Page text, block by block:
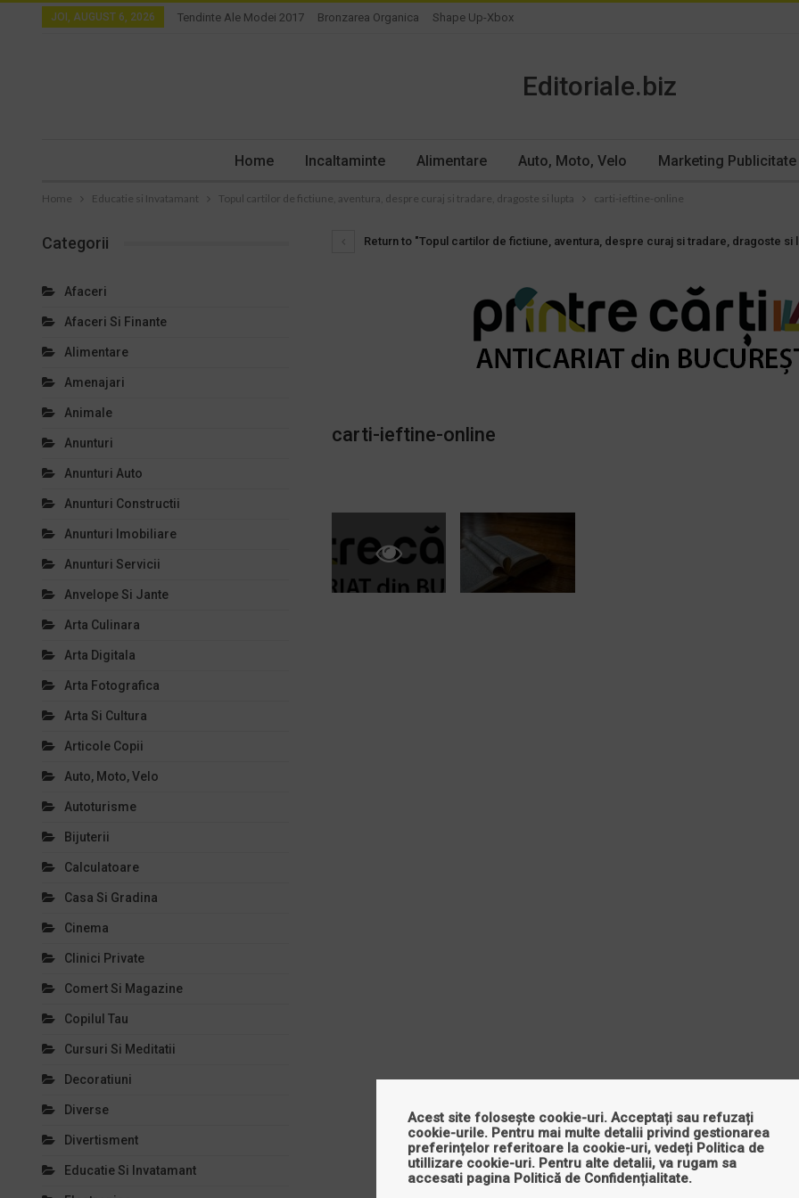
JOI, AUGUST 6, 2026 Tendinte Ale Modei 2017 Bronzarea Organica Shape Up-Xbox
Editoriale.biz
Home Incaltaminte Alimentare Auto, Moto, Velo Marketing Publicitate
Home Educatie si Invatamant Topul cartilor de fictiune, aventura, despre curaj si tradare, dragoste si lupta carti-ieftine-online
Return to "Topul cartilor de fictiune, aventura, despre curaj si tradare, dragoste si
carti-ieftine-online
Categorii
Afaceri
Afaceri Si Finante
Alimentare
Amenajari
Animale
Anunturi
Anunturi Auto
Anunturi Constructii
Anunturi Imobiliare
Anunturi Servicii
Anvelope Si Jante
Arta Culinara
Arta Digitala
Arta Fotografica
Arta Si Cultura
Articole Copii
Auto, Moto, Velo
Autoturisme
Bijuterii
Calculatoare
Casa Si Gradina
Cinema
Clinici Private
Comert Si Magazine
Copilul Tau
Cursuri Si Meditatii
Decoratiuni
Diverse
Divertisment
Educatie Si Invatamant
Acest site folosește cookie-uri. Acceptați sau refuzați
cookie-urile. Pentru mai multe detalii privind gestionarea
preferințelor referitoare la cookie-uri, vedeți Politica de
utillizare cookie-uri. Pentru alte detalii, va rugam sa
accesati pagina Politică de Confidențialitate.